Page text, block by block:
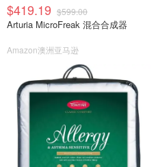
$419.19 $599.00
Arturia MicroFreak 混合合成器
Amazon澳洲亚马逊